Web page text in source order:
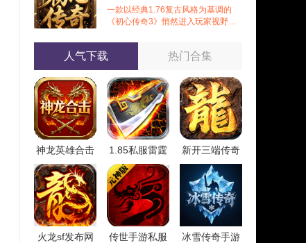
一款以经典1.76复古风格为基调的
《初心传奇3》悄然进入玩家视野。
更是在
人气下载 热门合集
神龙英雄合击 1.85私服雷霆 新开三端传奇
火龙sf发布网 传世手游私服 冰雪传奇手游